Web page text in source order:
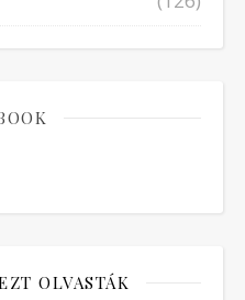
OLVASTÁK